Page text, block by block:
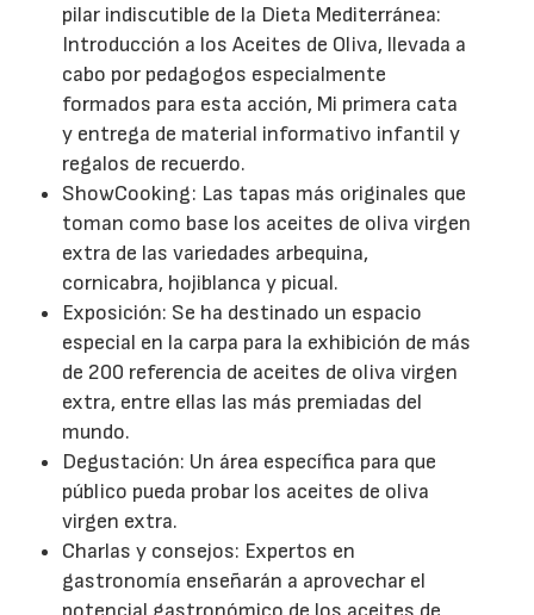
pilar indiscutible de la Dieta Mediterránea:
Introducción a los Aceites de Oliva, llevada a
cabo por pedagogos especialmente
formados para esta acción, Mi primera cata
y entrega de material informativo infantil y
regalos de recuerdo.
ShowCooking: Las tapas más originales que
toman como base los aceites de oliva virgen
extra de las variedades arbequina,
cornicabra, hojiblanca y picual.
Exposición: Se ha destinado un espacio
especial en la carpa para la exhibición de más
de 200 referencia de aceites de oliva virgen
extra, entre ellas las más premiadas del
mundo.
Degustación: Un área específica para que
público pueda probar los aceites de oliva
virgen extra.
Charlas y consejos: Expertos en
gastronomía enseñarán a aprovechar el